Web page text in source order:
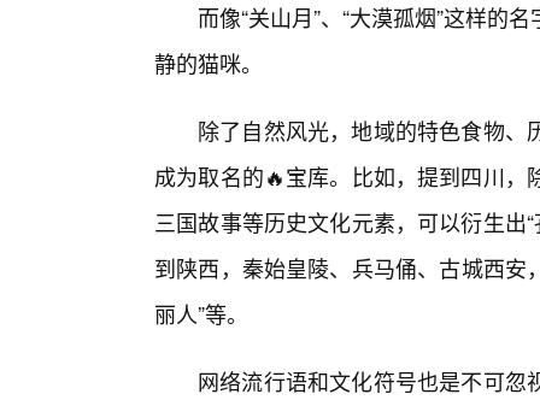
而像“关山月”、“大漠孤烟”这样的
静的猫咪。
除了自然风光，地域的特色食物
成为取名的🔥宝库。比如，提到四川，
三国故事等历史文化元素，可以衍生出
到陕西，秦始皇陵、兵马俑、古城西安
丽人”等。
网络流行语和文化符号也是不可